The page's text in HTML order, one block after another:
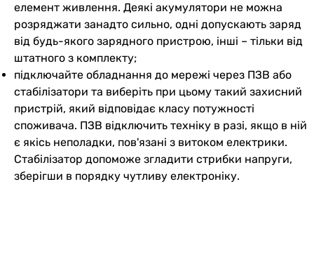
елемент живлення. Деякі акумулятори не можна
розряджати занадто сильно, одні допускають заряд
від будь-якого зарядного пристрою, інші – тільки від
штатного з комплекту;
підключайте обладнання до мережі через ПЗВ або
стабілізатори та виберіть при цьому такий захисний
пристрій, який відповідає класу потужності
споживача. ПЗВ відключить техніку в разі, якщо в ній
є якісь неполадки, пов'язані з витоком електрики.
Стабілізатор допоможе згладити стрибки напруги,
зберігши в порядку чутливу електроніку.